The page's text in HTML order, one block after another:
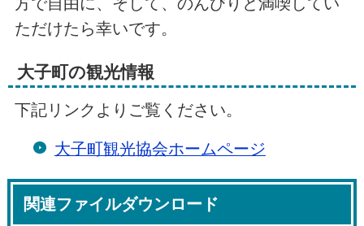
ただけたら幸いです。
大子町の観光情報
下記リンクよりご覧ください。
大子町観光協会ホームページ
関連ファイルダウンロード